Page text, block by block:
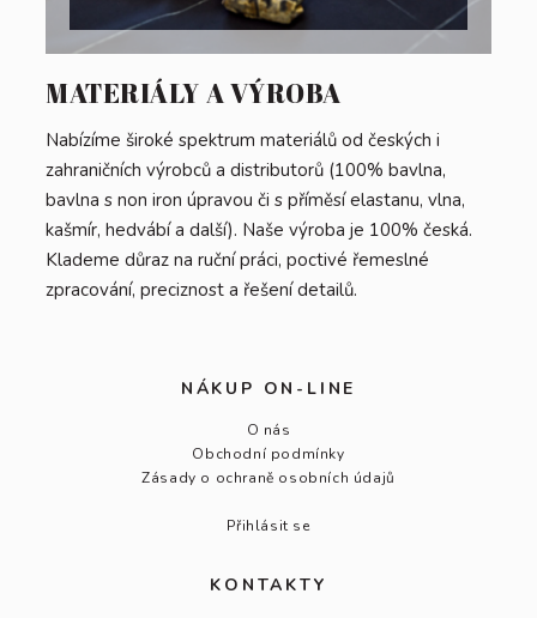
MATERIÁLY A VÝROBA
Nabízíme široké spektrum materiálů od českých i
zahraničních výrobců a distributorů (100% bavlna,
bavlna s non iron úpravou či s příměsí elastanu, vlna,
kašmír, hedvábí a další). Naše výroba je 100% česká.
Klademe důraz na ruční práci, poctivé řemeslné
zpracování, preciznost a řešení detailů.
NÁKUP ON-LINE
O nás
Obchodní podmínky
Zásady o ochraně osobních údajů
Přihlásit se
KONTAKTY